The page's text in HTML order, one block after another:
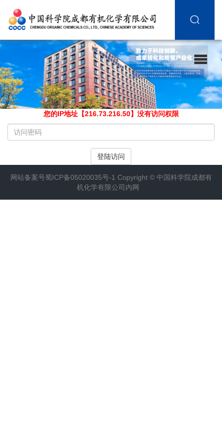
您的IP地址【216.73.216.50】没有访问权限
输
入
访
密
码
登陆访问
网站备案号蜀ICP备05020035号-1 Copyright © 中国科学院成都有
机化学有限公司内网